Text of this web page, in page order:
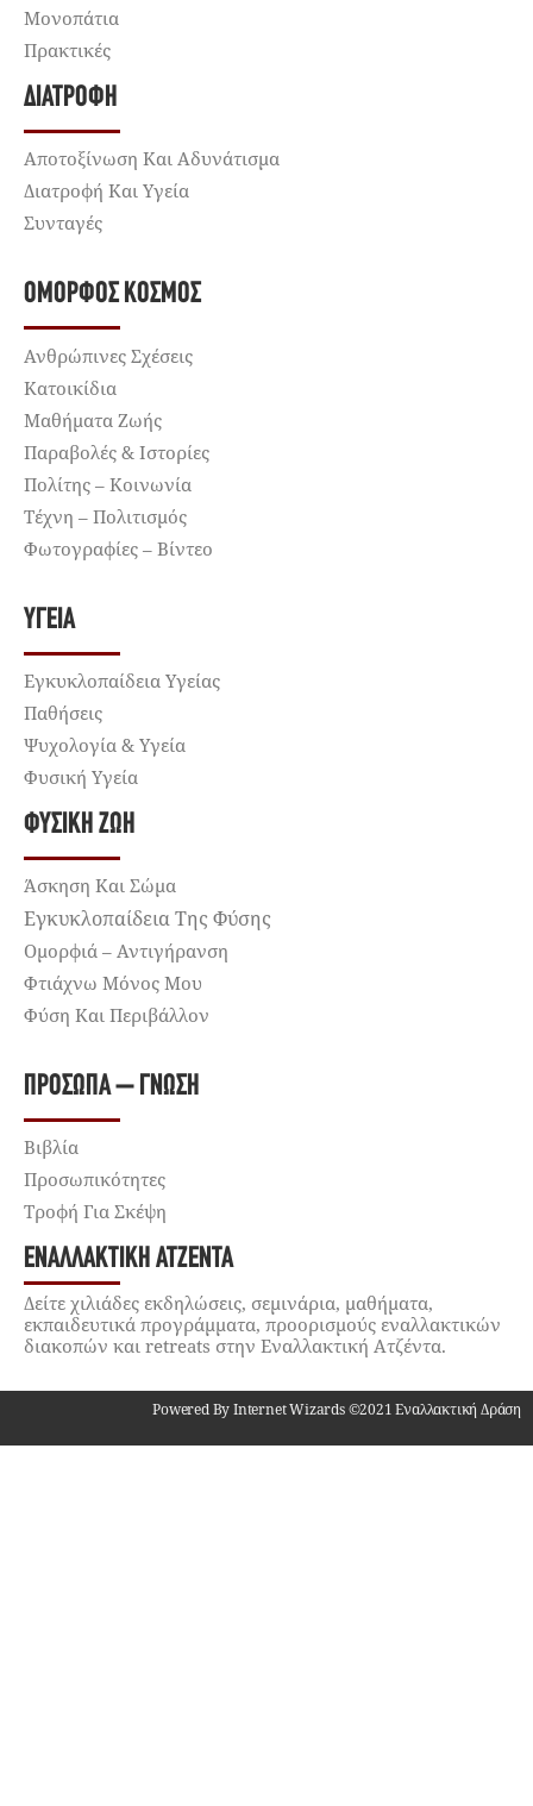
Μονοπάτια
Πρακτικές
ΔΙΑΤΡΟΦΉ
Αποτοξίνωση Και Αδυνάτισμα
Διατροφή Και Υγεία
Συνταγές
ΌΜΟΡΦΟΣ ΚΌΣΜΟΣ
Ανθρώπινες Σχέσεις
Κατοικίδια
Μαθήματα Ζωής
Παραβολές & Ιστορίες
Πολίτης – Κοινωνία
Τέχνη – Πολιτισμός
Φωτογραφίες – Βίντεο
ΥΓΕΊΑ
Εγκυκλοπαίδεια Υγείας
Παθήσεις
Ψυχολογία & Υγεία
Φυσική Υγεία
ΦΥΣΙΚΉ ΖΩΉ
Άσκηση Και Σώμα
Εγκυκλοπαίδεια Της Φύσης
Ομορφιά – Αντιγήρανση
Φτιάχνω Μόνος Μου
Φύση Και Περιβάλλον
ΠΡΌΣΩΠΑ – ΓΝΏΣΗ
Βιβλία
Προσωπικότητες
Τροφή Για Σκέψη
ΕΝΑΛΛΑΚΤΙΚΉ ΑΤΖΈΝΤΑ
Δείτε χιλιάδες εκδηλώσεις, σεμινάρια, μαθήματα,
εκπαιδευτικά προγράμματα, προορισμούς εναλλακτικών
διακοπών και retreats στην Εναλλακτική Ατζέντα.
Powered By Internet Wizards ©2021 Εναλλακτική Δράση